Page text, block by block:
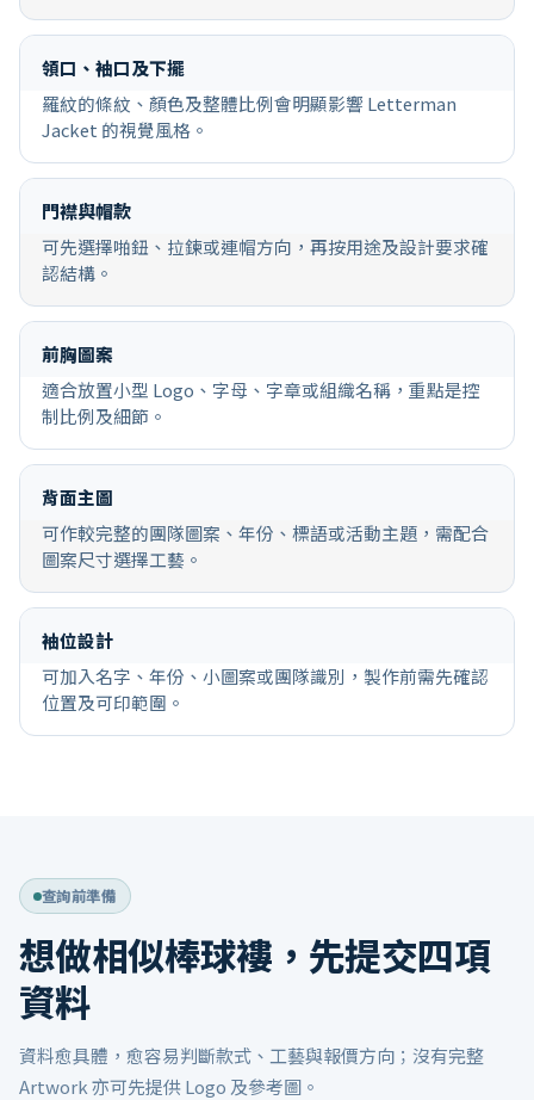
領口、袖口及下擺
羅紋的條紋、顏色及整體比例會明顯影響 Letterman
Jacket 的視覺風格。
門襟與帽款
可先選擇啪鈕、拉鍊或連帽方向，再按用途及設計要求確
認結構。
前胸圖案
適合放置小型 Logo、字母、字章或組織名稱，重點是控
制比例及細節。
背面主圖
可作較完整的團隊圖案、年份、標語或活動主題，需配合
圖案尺寸選擇工藝。
袖位設計
可加入名字、年份、小圖案或團隊識別，製作前需先確認
位置及可印範圍。
查詢前準備
想做相似棒球褸，先提交四項
資料
資料愈具體，愈容易判斷款式、工藝與報價方向；沒有完整
Artwork 亦可先提供 Logo 及參考圖。